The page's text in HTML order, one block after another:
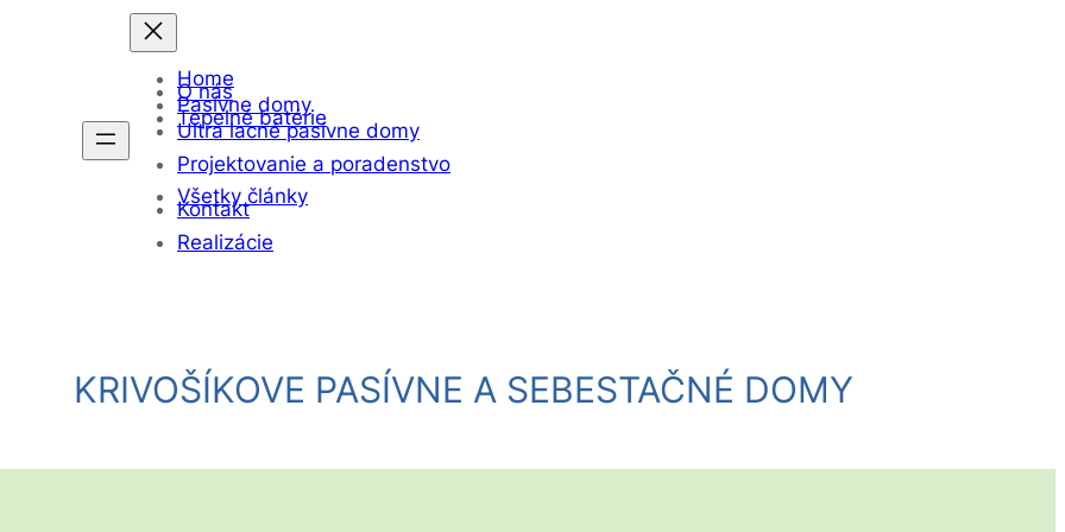
Home
O nás
Pasívne domy
Tepelné batérie
Ultra lacné pasívne domy
Projektovanie a poradenstvo
Všetky články
Kontakt
Realizácie
KRIVOŠÍKOVE PASÍVNE A SEBESTAČNÉ DOMY